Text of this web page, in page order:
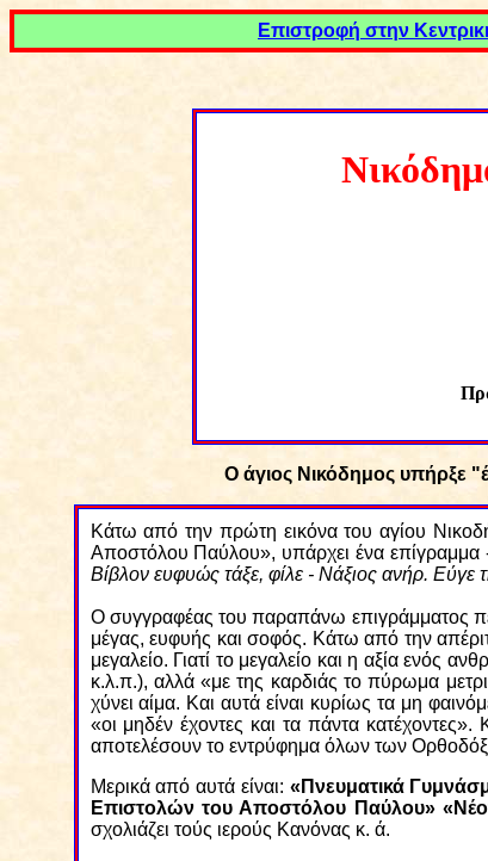
Επιστροφή στην
Ο άγιος Νικόδημος υπήρξε "
Κάτω από την πρώτη εικόνα του αγίου
Αποστόλου Παύλου», υπάρχει ένα επίγραμμα -
Βίβλον ευφυώς τάξε, φίλε - Νάξιος ανήρ. Εύγε
Ο συγγραφέας του παραπάνω επιγράμματος
μέγας, ευφυής και σοφός. Κάτω από την
μεγαλείο. Γιατί το μεγαλείο και η αξία ενός
κ.λ.π.), αλλά «με της καρδιάς το πύρωμα
χύνει αίμα. Και αυτά είναι κυρίως τα μη
«οι μηδέν έχοντες και τα πάντα
αποτελέσουν το εντρύφημα όλων των
Μερικά από αυτά είναι: «Πνευματικά
Επιστολών του Αποστόλου Παύλου»
σχολιάζει τούς ιερούς Κανόνας κ. ά.